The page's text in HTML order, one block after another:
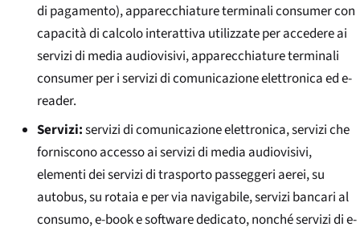
di pagamento), apparecchiature terminali consumer con
capacità di calcolo interattiva utilizzate per accedere ai
servizi di media audiovisivi, apparecchiature terminali
consumer per i servizi di comunicazione elettronica ed e-
reader.
Servizi:servizi di comunicazione elettronica, servizi che
forniscono accesso ai servizi di media audiovisivi,
elementi dei servizi di trasporto passeggeri aerei, su
autobus, su rotaia e per via navigabile, servizi bancari al
consumo, e-book e software dedicato, nonché servizi di e-